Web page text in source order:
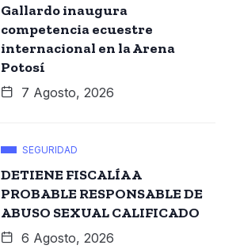
Gallardo inaugura
competencia ecuestre
internacional en la Arena
Potosí
7 Agosto, 2026
SEGURIDAD
DETIENE FISCALÍA A
PROBABLE RESPONSABLE DE
ABUSO SEXUAL CALIFICADO
6 Agosto, 2026